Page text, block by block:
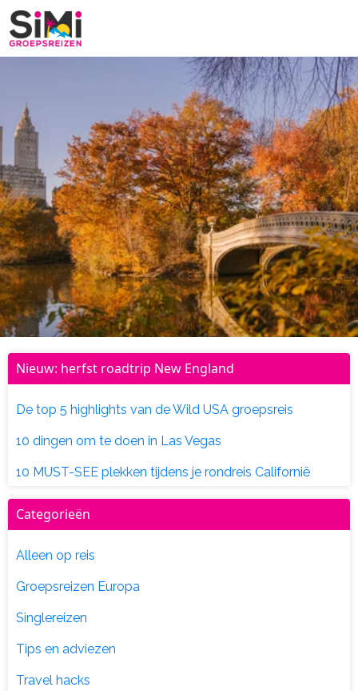
Nieuw: herfst roadtrip New England
De top 5 highlights van de Wild USA groepsreis
10 dingen om te doen in Las Vegas
10 MUST-SEE plekken tijdens je rondreis Californië
Categorieën
Alleen op reis
Groepsreizen Europa
Singlereizen
Tips en adviezen
Travel hacks